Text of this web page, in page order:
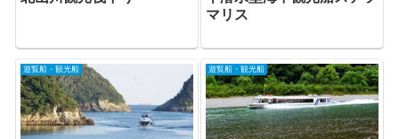
マリス
遊覧船・観光船 遊覧船・観光船